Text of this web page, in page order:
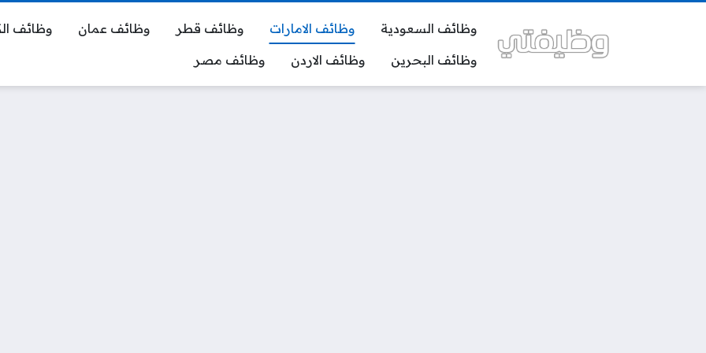
وظائف السعودية وظائف الامارات وظائف قطر وظائف عمان
وظائف
وظائف البحرين
وظائف الاردن وظائف مصر